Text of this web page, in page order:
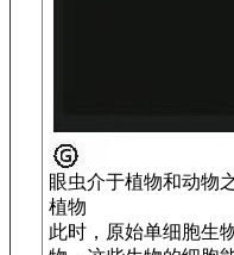
眼虫介于植物和动物
植物
此时，原始单细胞生